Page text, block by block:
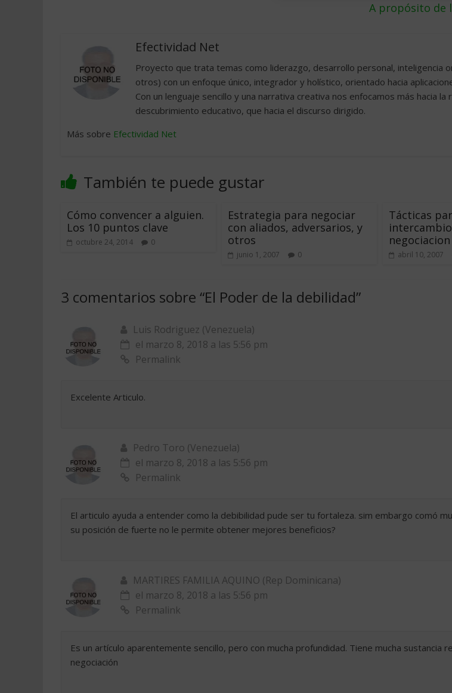
A propósito de
Efectividad Net
Proyecto que trata temas como liderazgo, desarrollo personal, inteligencia
otros) con un enfoque único, integrador y holístico, orientado hacia
Con un lenguaje sencillo y una narrativa creativa nos enfocamos más hacia la
descubrimiento educativo, que hacia el discurso dirigido.
Más sobre Efectividad Net
También te puede gustar
Cómo convencer a alguien.
Los 10 puntos clave
octubre 24, 2014 0
Estrategia para negociar
con aliados, adversarios, y
otros
junio 1, 2007 0
Tácticas
abril 10, 2007
3 comentarios sobre “El Poder de la debilidad”
Luis Rodriguez (Venezuela)
el marzo 8, 2018 a las 5:56 pm
Permalink
Excelente Articulo.
Pedro Toro (Venezuela)
el marzo 8, 2018 a las 5:56 pm
Permalink
El articulo ayuda a entender como la debibilidad pude ser tu fortaleza. sim embargo comó
su posición de fuerte no le permite obtener mejores beneficios?
MARTIRES FAMILIA AQUINO (Rep Dominicana)
el marzo 8, 2018 a las 5:56 pm
Permalink
Es un artículo aparentemente sencillo, pero con mucha profundidad. Tiene mucha sustancia
negociación